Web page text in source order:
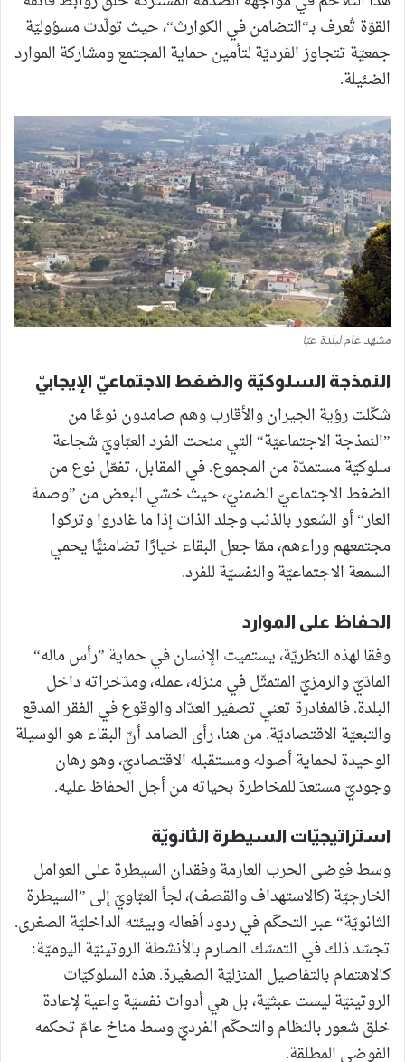
القوّة تُعرف بـ“التضامن في الكوارث“، حيث تولّدت مسؤوليّة
جمعيّة تتجاوز الفرديّة لتأمين حماية المجتمع ومشاركة الموارد
الضئيلة.
مشهد عام لبلدة عبّا
النمذجة السلوكيّة والضغط الاجتماعيّ الإيجابيّ
شكّلت رؤية الجيران والأقارب وهم صامدون نوعًا من
”النمذجة الاجتماعيّة“ التي منحت الفرد العبّاويّ شجاعة
سلوكيّة مستمدّة من المجموع. في المقابل، تفعّل نوع من
الضغط الاجتماعيّ الضمنيّ، حيث خشي البعض من ”وصمة
العار“ أو الشعور بالذنب وجلد الذات إذا ما غادروا وتركوا
مجتمعهم وراءهم، ممّا جعل البقاء خيارًا تضامنيًّا يحمي
السمعة الاجتماعيّة والنفسيّة للفرد.
الحفاظ على الموارد
وفقا لهذه النظريّة، يستميت الإنسان في حماية ”رأس ماله“
المادّيّ والرمزيّ المتمثّل في منزله، عمله، ومدّخراته داخل
البلدة. فالمغادرة تعني تصفير العدّاد والوقوع في الفقر المدقع
والتبعيّة الاقتصاديّة. من هنا، رأى الصامد أنّ البقاء هو الوسيلة
الوحيدة لحماية أصوله ومستقبله الاقتصاديّ، وهو رهان
وجوديّ مستعدّ للمخاطرة بحياته من أجل الحفاظ عليه.
استراتيجيّات السيطرة الثانويّة
وسط فوضى الحرب العارمة وفقدان السيطرة على العوامل
الخارجيّة (كالاستهداف والقصف)، لجأ العبّاويّ إلى ”السيطرة
الثانويّة“ عبر التحكّم في ردود أفعاله وبيئته الداخليّة الصغرى.
تجسّد ذلك في التمسّك الصارم بالأنشطة الروتينيّة اليوميّة:
كالاهتمام بالتفاصيل المنزليّة الصغيرة. هذه السلوكيّات
الروتينيّة ليست عبثيّة، بل هي أدوات نفسيّة واعية لإعادة
خلق شعور بالنظام والتحكّم الفرديّ وسط مناخ عامّ تحكمه
الفوضى المطلقة.